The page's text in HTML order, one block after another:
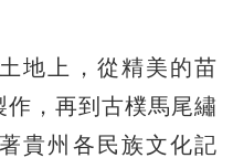
上，從精美的苗
，再到古樸馬尾繡
貴州各民族文化記